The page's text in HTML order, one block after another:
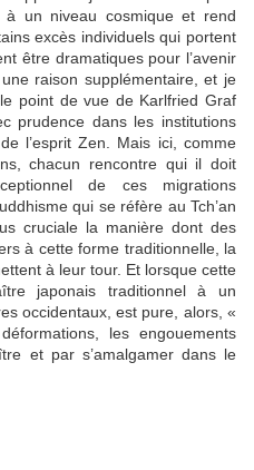
un niveau cosmique et rend
excès individuels qui portent
être dramatiques pour l’avenir
raison supplémentaire, et je
point de vue de Karlfried Graf
prudence dans les institutions
l’esprit Zen. Mais ici, comme
chacun rencontre qui il doit
de ces migrations
qui se réfère au Tch’an
cruciale la manière dont des
à cette forme traditionnelle, la
à leur tour. Et lorsque cette
japonais traditionnel à un
occidentaux, est pure, alors, «
les engouements
et par s’amalgamer dans le